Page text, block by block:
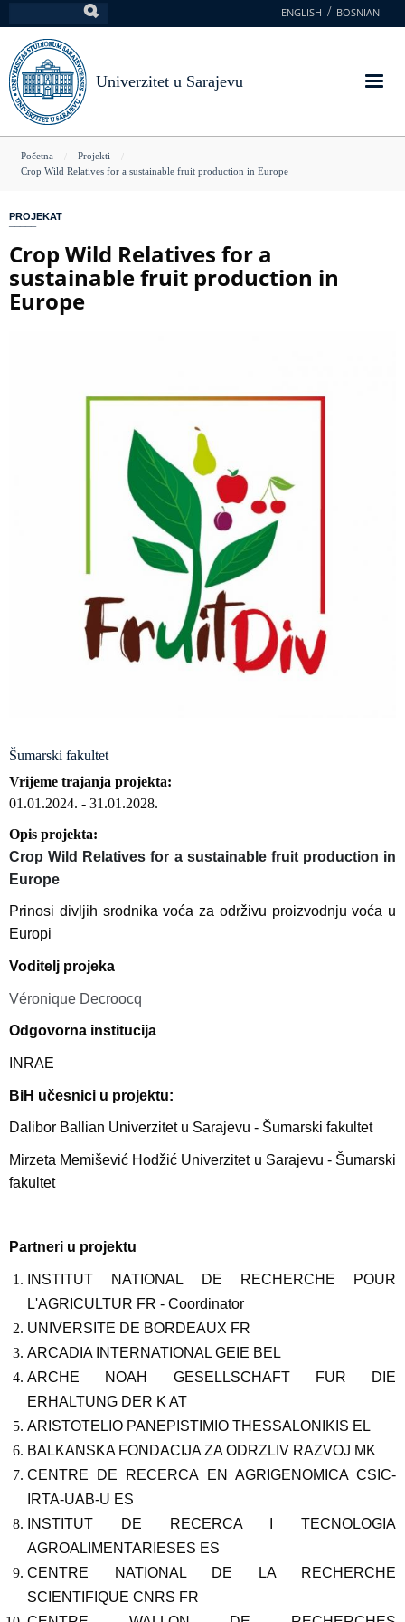
na
glavni
sadržaj
ENGLISH BOSNIAN
Univerzitet u Sarajevu
You
here
Početna
Projekti
Crop Wild Relatives for a sustainable fruit production in Europe
PROJEKAT
Crop Wild Relatives for a
sustainable fruit production in
Europe
Šumarski fakultet
Vrijeme trajanja projekta
01.01.2024. - 31.01.2028.
Opis projekta
Crop Wild Relatives for a sustainable fruit production in
Europe
Prinosi divljih srodnika voća za održivu proizvodnju voća u
Europi
Voditelj projeka
Véronique Decroocq
Odgovorna institucija
INRAE
BiH učesnici u projektu:
Dalibor Ballian Univerzitet u Sarajevu - Šumarski fakultet
Mirzeta Memišević Hodžić Univerzitet u Sarajevu - Šumarski
fakultet
Partneri u projektu
INSTITUT NATIONAL DE RECHERCHE POUR
L'AGRICULTUR FR - Coordinator
UNIVERSITE DE BORDEAUX FR
ARCADIA INTERNATIONAL GEIE BEL
ARCHE NOAH GESELLSCHAFT FUR DIE
ERHALTUNG DER K AT
ARISTOTELIO PANEPISTIMIO THESSALONIKIS EL
BALKANSKA FONDACIJA ZA ODRZLIV RAZVOJ MK
CENTRE DE RECERCA EN AGRIGENOMICA CSIC-
IRTA-UAB-U ES
INSTITUT DE RECERCA I TECNOLOGIA
AGROALIMENTARIESES ES
CENTRE NATIONAL DE LA RECHERCHE
SCIENTIFIQUE CNRS FR